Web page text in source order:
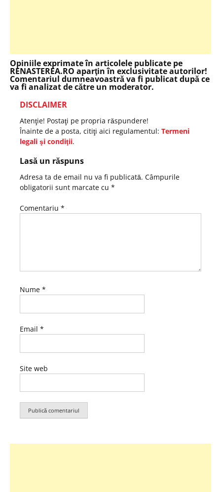
Opiniile exprimate în articolele publicate pe
RENASTEREA.RO aparţin în exclusivitate autorilor!
Comentariul dumneavoastră va fi publicat după ce
va fi analizat de către un moderator.
DISCLAIMER
Atenţie! Postaţi pe propria răspundere!
Înainte de a posta, citiţi aici regulamentul: Termeni
legali şi condiţii.
Lasă un răspuns
Adresa ta de email nu va fi publicată. Câmpurile
obligatorii sunt marcate cu *
Comentariu *
Nume *
Email *
Site web